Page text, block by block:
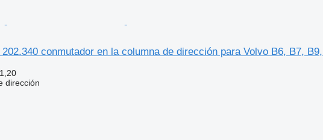
conmutador en la columna de dirección para Volvo B6, B7,
dirección